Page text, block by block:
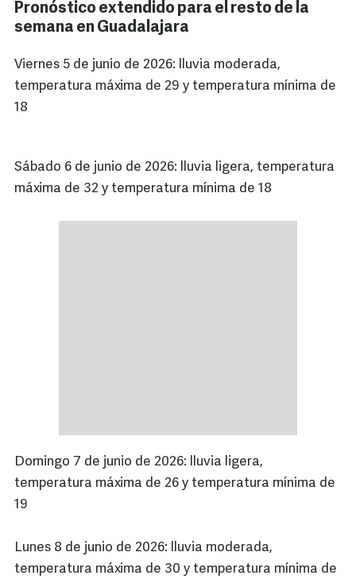
Pronóstico extendido para el resto de la
semana en Guadalajara
Viernes 5 de junio de 2026: lluvia moderada,
temperatura máxima de 29 y temperatura mínima de
18
Sábado 6 de junio de 2026: lluvia ligera, temperatura
máxima de 32 y temperatura mínima de 18
Domingo 7 de junio de 2026: lluvia ligera,
temperatura máxima de 26 y temperatura mínima de
19
Lunes 8 de junio de 2026: lluvia moderada,
temperatura máxima de 30 y temperatura mínima de